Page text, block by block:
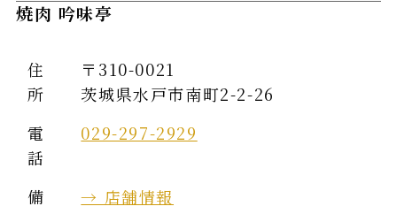
焼肉 吟味亭
住
所
〒310-0021
茨城県水戸市南町2-2-26
電
話
029-297-2929
備
→ 店舗情報